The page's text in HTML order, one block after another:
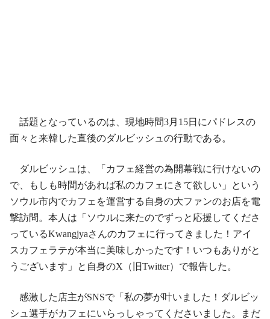
話題となっているのは、現地時間3月15日にパドレスの
面々と来韓した直後のダルビッシュの行動である。
ダルビッシュは、「カフェ経営の為開幕戦に行けないの
で、もしも時間があれば私のカフェにきて欲しい」という
ソウル市内でカフェを運営する自身の大ファンのお店を電
撃訪問。本人は「ソウルに来たのでずっと応援してくださ
っているKwangjyaさんのカフェに行ってきました！アイ
スカフェラテが本当に美味しかったです！いつもありがと
うございます」と自身のX（旧Twitter）で報告した。
感激した店主がSNSで「私の夢が叶いました！ダルビッ
シュ選手がカフェにいらっしゃってくださいました。まだ